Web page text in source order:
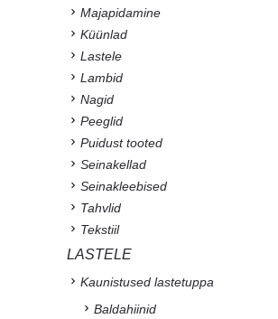
Majapidamine
Küünlad
Lastele
Lambid
Nagid
Peeglid
Puidust tooted
Seinakellad
Seinakleebised
Tahvlid
Tekstiil
LASTELE
Kaunistused lastetuppa
Baldahiinid